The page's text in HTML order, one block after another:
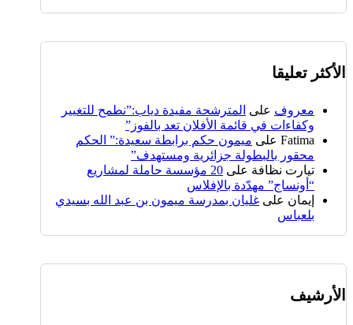
الأكثر تعليقا
معروف على المترشحة مفيدة دياب:”نطمح للتغيير
وكفاءات في قائمة الأفلان تعد بالفوز”
Fatima على ميمون حكم برابطة سعيدة:” الحكم
محقور بالبطولة جزائرية ومستهدف”
تيارت نظافة على
20 مؤسسة حاملة لمشاريع
“أونساج” مهدّدة بالإفلاس
إيمان على غليان بمدرسة ميمون بن عبد الله بسيدي
بلعباس
الأرشيف